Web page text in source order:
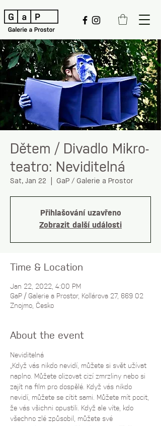
Dětem / Divadlo Mikro-
teatro: Neviditelná
Sat, Jan 22 GaP / Galerie a Prostor
Přihlašování uzavřeno
Zobrazit další události
Time & Location
Jan 22, 2022, 4:00 PM
GaP / Galerie a Prostor, Kollárova 27, 669 02
Znojmo, Česko
About the event
Neviditelná
„Když vás nikdo nevidí, můžete si svět užívat
naplno. Můžete olizovat cizí zmrzliny nebo si
zajít na film pro dospělé. Když vás nikdo
nevidí, můžete se cítit sami. Můžete mít pocit,
že vás všichni opustili. Když ale víte, kdo
všechno zlé způsobil, můžete své